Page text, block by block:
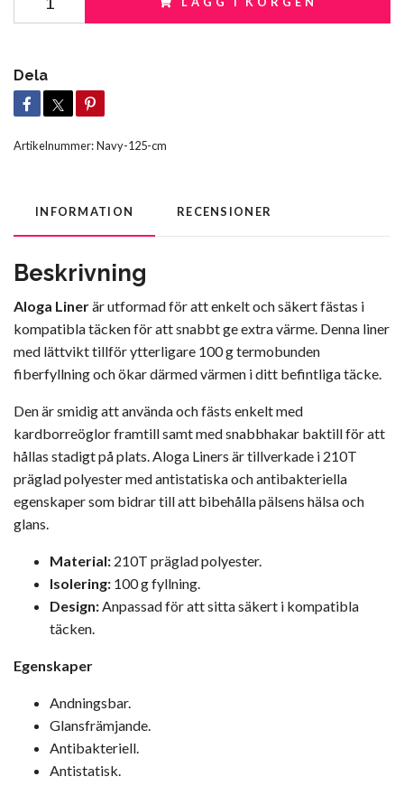
Dela
Artikelnummer:Navy-125-cm
INFORMATION RECENSIONER
Beskrivning
Aloga Linerär utformad för att enkelt och säkert fästas i
kompatibla täcken för att snabbt ge extra värme. Denna liner
med lättvikt tillför ytterligare 100 g termobunden
fiberfyllning och ökar därmed värmen i ditt befintliga täcke.
Den är smidig att använda och fästs enkelt med
kardborreöglor framtill samt med snabbhakar baktill för att
hållas stadigt på plats. Aloga Liners är tillverkade i 210T
präglad polyester med antistatiska och antibakteriella
egenskaper som bidrar till att bibehålla pälsens hälsa och
glans.
Material: 210T präglad polyester.
Isolering: 100 g fyllning.
Design:Anpassad för att sitta säkert i kompatibla
täcken.
Egenskaper
Andningsbar.
Glansfrämjande.
Antibakteriell.
Antistatisk.